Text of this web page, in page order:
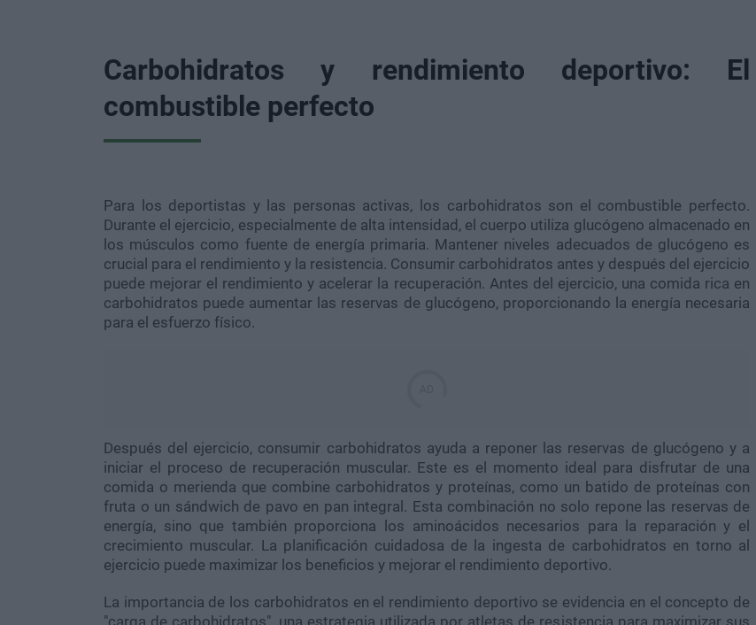
Carbohidratos y rendimiento deportivo: El
combustible perfecto
Para los deportistas y las personas activas, los carbohidratos son el combustible perfecto.
Durante el ejercicio, especialmente de alta intensidad, el cuerpo utiliza glucógeno almacenado en
los músculos como fuente de energía primaria. Mantener niveles adecuados de glucógeno es
crucial para el rendimiento y la resistencia. Consumir carbohidratos antes y después del ejercicio
puede mejorar el rendimiento y acelerar la recuperación. Antes del ejercicio, una comida rica en
carbohidratos puede aumentar las reservas de glucógeno, proporcionando la energía necesaria
para el esfuerzo físico.
Después del ejercicio, consumir carbohidratos ayuda a reponer las reservas de glucógeno y a
iniciar el proceso de recuperación muscular. Este es el momento ideal para disfrutar de una
comida o merienda que combine carbohidratos y proteínas, como un batido de proteínas con
fruta o un sándwich de pavo en pan integral. Esta combinación no solo repone las reservas de
energía, sino que también proporciona los aminoácidos necesarios para la reparación y el
crecimiento muscular. La planificación cuidadosa de la ingesta de carbohidratos en torno al
ejercicio puede maximizar los beneficios y mejorar el rendimiento deportivo.
La importancia de los carbohidratos en el rendimiento deportivo se evidencia en el concepto de